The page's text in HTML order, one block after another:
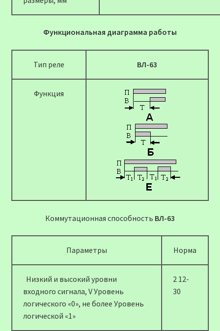
Функциональная диаграмма работы
Тип реле ВЛ-63
Функция
Коммутационная способность ВЛ-63
Параметры Норма
Низкий и высокий уровни
входного сигнала, V Уровень
логического «0», не более Уровень
логической «1»
2 12-
30